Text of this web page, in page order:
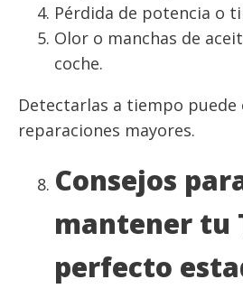
Pérdida de potencia o
Olor o manchas de
coche.
Detectarlas a tiempo puede
reparaciones mayores.
Consejos
mantener tu
perfecto